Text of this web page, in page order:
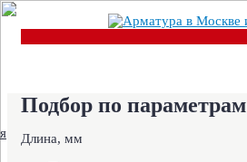
Подбор по параметрам
Длина, мм